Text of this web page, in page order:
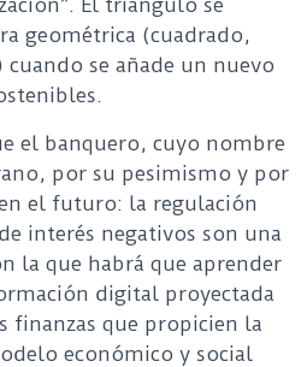
El triángulo se
geométrica (cuadrado,
se añade un nuevo
el banquero, cuyo nombre
por su pesimismo y por
el futuro: la regulación
interés negativos son una
la que habrá que aprender
digital proyectada
finanzas que propicien la
económico y social